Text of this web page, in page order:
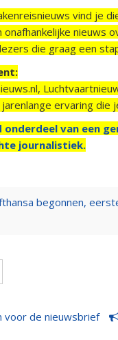
vind je
nieuws
die graag een
ervaring
van een
journalistiek.
begonnen,
voor de nieuwsbrief